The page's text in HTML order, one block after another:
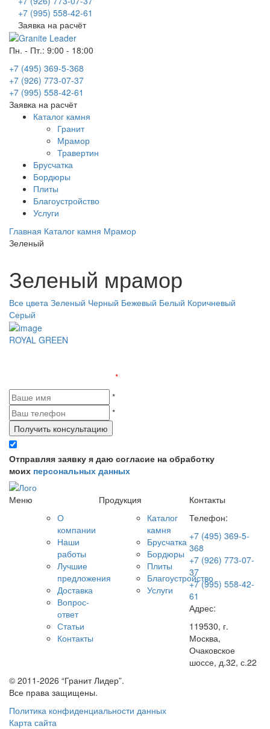
+7 (995) 558-42-61
Заявка на расчёт
Пн. - Пт.: 9:00 - 18:00
+7 (495) 369-5-368
+7 (926) 773-07-37
+7 (995) 558-42-61
Заявка на расчёт
Каталог камня
Гранит
Мрамор
Травертин
Брусчатка
Бордюры
Плиты
Благоустройство
Услуги
Главная Каталог камня Мрамор
Зеленый
Зеленый мрамор
Все цвета Зеленый Черный Бежевый Белый Коричневый
Серый
ROYAL GREEN
*
*
*
Получить консультацию
Отправляя заявку я даю согласие на обработку
моих персональных данных
Меню
О
компании
Наши
работы
Лучшие
предложения
Доставка
Вопрос-
ответ
Статьи
Контакты
Продукция
Каталог
камня
Брусчатка
Бордюры
Плиты
Благоустройство
Услуги
Контакты
Телефон:
+7 (495) 369-5-
368
+7 (926) 773-07-
37
+7 (995) 558-42-
61
Адрес:
119530, г.
Москва,
Очаковское
шоссе, д.32, с.22
© 2011-2026 “Гранит Лидер”.
Все права защищены.
Политика конфиденциальности данных
Карта сайта